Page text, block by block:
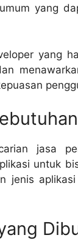
yang
yang
jasa
untuk
jenis